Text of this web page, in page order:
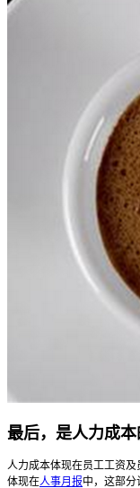
最后，是人力成本
人力成本体现在员工工资
体现在人事月报中，这部